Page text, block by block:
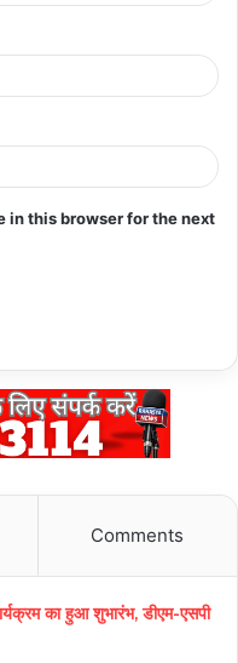
in this browser for the next
Comments
का हुआ शुभारंभ, डीएम-एसपी